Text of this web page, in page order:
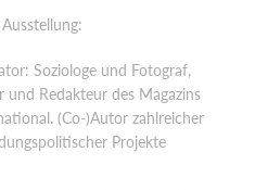
Soziologe und Fotograf,
Redakteur des Magazins
(Co-)Autor zahlreicher
Projekte